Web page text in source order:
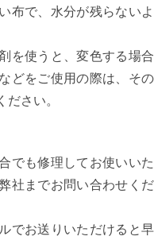
布で、水分が残らないよ
を使うと、変色する場合
どをご使用の際は、その
さい。
でも修理してお使いいた
社までお問い合わせくだ
でお送りいただけると早